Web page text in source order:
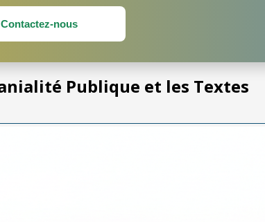
Contactez-nous
Publique et les Textes